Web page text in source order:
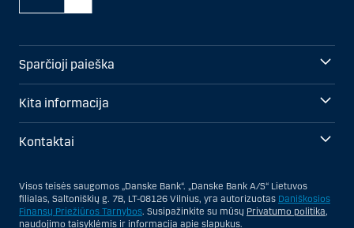
Sparčioji paieška
Kita informacija
Kontaktai
Visos teisės saugomos „Danske Bank“. „Danske Bank A/S“ Lietuvos
filialas, Saltoniškių g. 7B, LT-08126 Vilnius, yra autorizuotas Daniškosios
Finansų Priežiūros Tarnybos. Susipažinkite su mūsų Privatumo politika,
naudojimo taisyklėmis ir informacija apie slapukus.